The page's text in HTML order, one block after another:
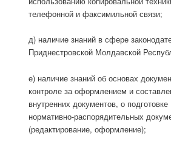
телефонной и факсимильной связи;
д) наличие знаний в сфере
Приднестровской Молдавской
е) наличие знаний об основах
контроле за оформлением и
внутренних документов, о подготовке
нормативно-распорядительных
(редактирование, оформление);